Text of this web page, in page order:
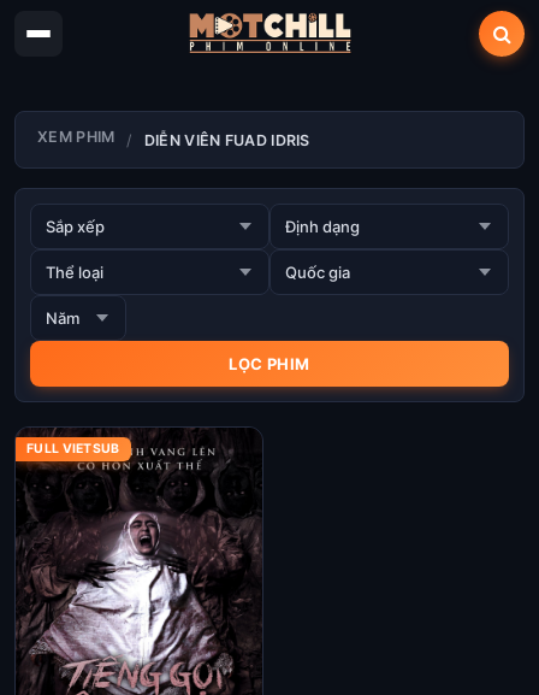
XEM PHIM DIỄN VIÊN FUAD IDRIS
FULL VIETSUB